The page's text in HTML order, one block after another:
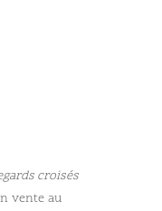
croisés
vente au